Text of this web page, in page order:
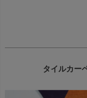
タイルカー